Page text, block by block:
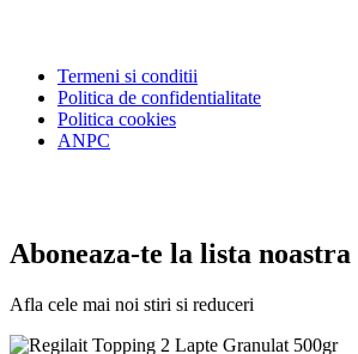
Termeni si conditii
Politica de confidentialitate
Politica cookies
ANPC
Aboneaza-te la lista
Afla cele mai noi stiri si reduceri